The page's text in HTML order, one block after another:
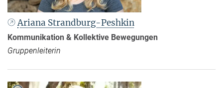
Ariana Strandburg-Peshkin
Kommunikation & Kollektive Bewegungen
Gruppenleiterin